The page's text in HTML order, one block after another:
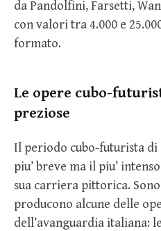
da Pandolfini, Farsetti,
con valori tra 4.000 e
formato.
Le opere cubo-
preziose
Il periodo cubo-futurista di
piu’ breve ma il piu’
sua carriera pittorica.
producono alcune delle
dell’avanguardia italiana: le